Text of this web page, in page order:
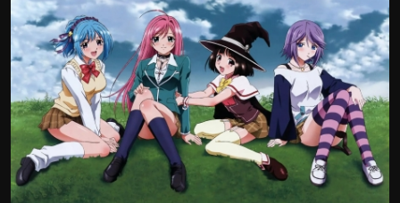
Listeler
K-Pop
İncelemeler
Çizgi Film